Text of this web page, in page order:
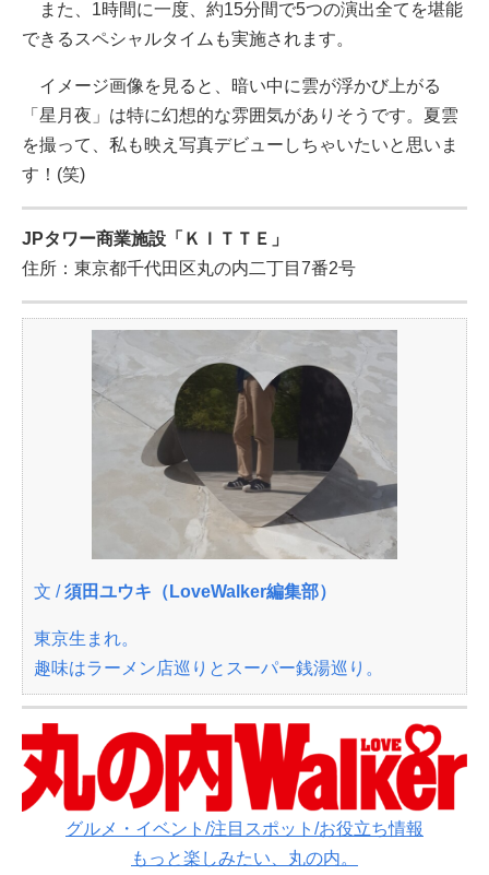
また、1時間に一度、約15分間で5つの演出全てを堪能
できるスペシャルタイムも実施されます。
イメージ画像を見ると、暗い中に雲が浮かび上がる
「星月夜」は特に幻想的な雰囲気がありそうです。夏雲
を撮って、私も映え写真デビューしちゃいたいと思いま
す！(笑)
JPタワー商業施設「ＫＩＴＴＥ」
住所：東京都千代田区丸の内二丁目7番2号
文 /須田ユウキ（LoveWalker編集部）
東京生まれ。
趣味はラーメン店巡りとスーパー銭湯巡り。
グルメ・イベント/注目スポット/お役立ち情報
もっと楽しみたい、丸の内。